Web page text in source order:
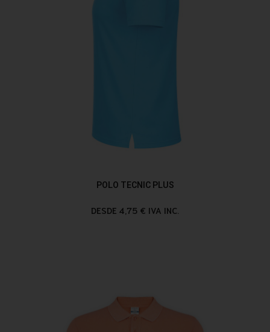
POLO TECNIC PLUS
DESDE 4,75 € IVA INC.